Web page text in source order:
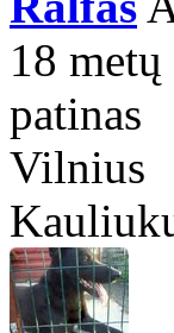
18
patinas
Vilnius